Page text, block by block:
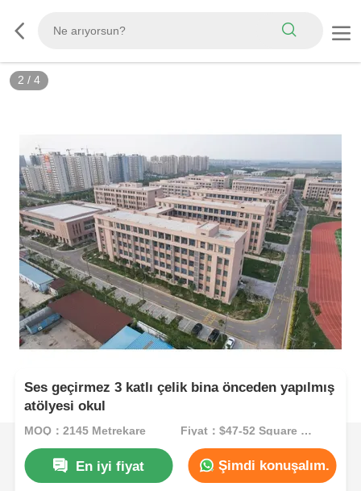
2 / 4
Ses geçirmez 3 katlı çelik bina önceden yapılmış
atölyesi okul
MOQ：2145 Metrekare Fiyat：$47-52 Square Meters
En iyi fiyat Şimdi konuşalım.